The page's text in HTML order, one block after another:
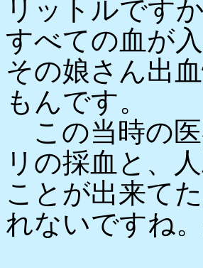
リットルです
すべての血が
その娘さん出
もんです。
この当時の医
リの採血と、
ことが出来て
れないですね